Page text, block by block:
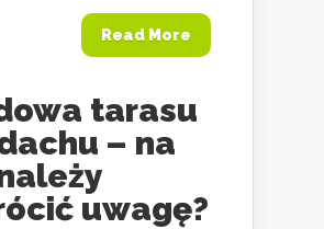
Read More
tarasu
– na
uwagę?